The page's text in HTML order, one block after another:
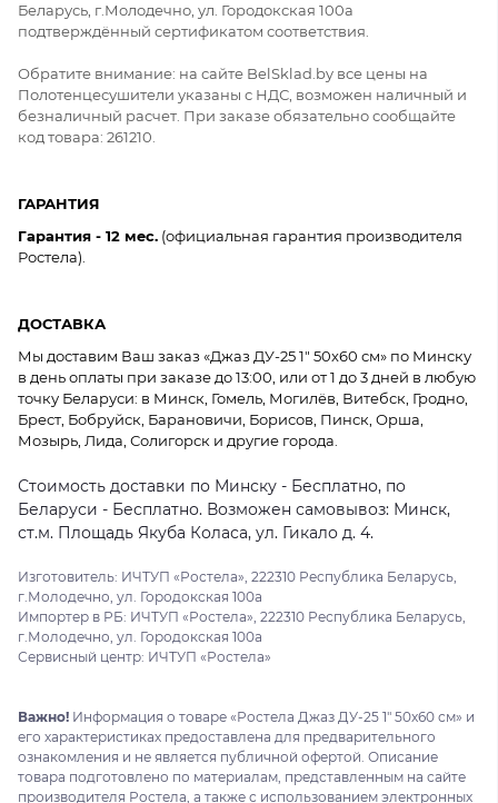
Беларусь, г.Молодечно, ул. Городокская 100а
подтверждённый сертификатом соответствия.
Обратите внимание: на сайте BelSklad.by все цены на
Полотенцесушители указаны с НДС, возможен наличный и
безналичный расчет. При заказе обязательно сообщайте
код товара: 261210.
ГАРАНТИЯ
Гарантия - 12 мес. (официальная гарантия производителя
Ростела).
ДОСТАВКА
Мы доставим Ваш заказ «Джаз ДУ-25 1" 50x60 см» по Минску
в день оплаты при заказе до 13:00, или от 1 до 3 дней в любую
точку Беларуси: в Минск, Гомель, Могилёв, Витебск, Гродно,
Брест, Бобруйск, Барановичи, Борисов, Пинск, Орша,
Мозырь, Лида, Солигорск и другие города.
Стоимость доставки по Минску - Бесплатно, по
Беларуси - Бесплатно. Возможен самовывоз: Минск,
ст.м. Площадь Якуба Коласа, ул. Гикало д. 4.
Изготовитель: ИЧТУП «Ростела», 222310 Республика Беларусь,
г.Молодечно, ул. Городокская 100а
Импортер в РБ: ИЧТУП «Ростела», 222310 Республика Беларусь,
г.Молодечно, ул. Городокская 100а
Сервисный центр: ИЧТУП «Ростела»
Важно! Информация о товаре «Ростела Джаз ДУ-25 1" 50x60 см» и
его характеристиках предоставлена для предварительного
ознакомления и не является публичной офертой. Описание
товара подготовлено по материалам, представленным на сайте
производителя Ростела, а также с использованием электронных